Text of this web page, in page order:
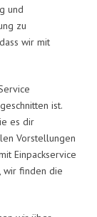
und
zu
wir mit
ist.
es dir
Vorstellungen
Einpackservice
wir finden die